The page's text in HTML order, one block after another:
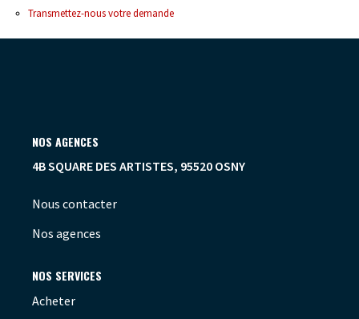
Transmettez-nous votre demande
NOS AGENCES
4B SQUARE DES ARTISTES, 95520 OSNY
Nous contacter
Nos agences
NOS SERVICES
Acheter